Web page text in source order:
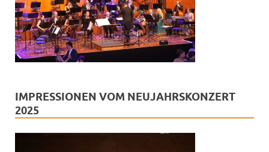
IMPRESSIONEN VOM NEUJAHRSKONZERT
2025